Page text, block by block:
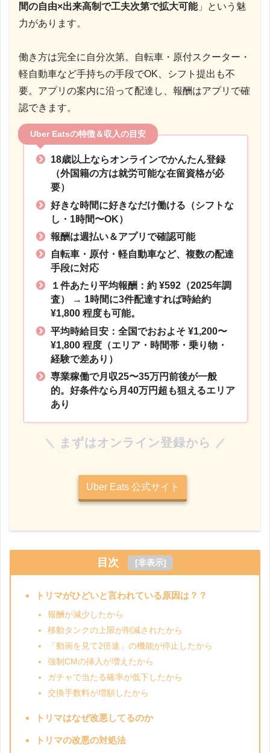
間の自由×出来高制で工夫次第で拡大可能」という魅
力があります。
働き方は完全に自分次第。自転車・原付スクーター・
軽自動車など手持ちの手段でOK、シフト提出も不
要。アプリの案内に沿って配達し、報酬はアプリで確
認できます。
Uber Eatsの特徴＆収入の目安
18歳以上ならオンラインでかんたん登録
（外国籍の方は就労可能な在留資格が必
要）
好きな時間に好きなだけ働ける（シフトな
し・1時間〜OK）
報酬は週払い＆アプリで確認可能
自転車・原付・軽自動車など、複数の配達
手段に対応
１件あたり平均報酬：約 ¥592（2025年調
査）
→ 1時間に3件配達すれば時給約
¥1,800 程度も可能。
平均時給目安：全国でおおよそ ¥1,200〜
¥1,800 程度（エリア・時間帯・乗り物・
経験で差あり）
専業稼働で月収25〜35万円前後が一般
的。好条件なら月40万円超も狙えるエリア
あり
まずはオンライン登録から
Uber Eats 公式サイト
目次 [非表示]
トリマがひどいと言われている原因は？？
報酬が減少したから
移動タンクの上限が削減されたから
「動画を見て2倍速」の機能が停止したから
強制CMの挿入が増えたから
ガチャで当たる確率が低下したから
交換手数料が増額したから
トリマはなぜ改悪してるのか
トリマの改悪の対処法